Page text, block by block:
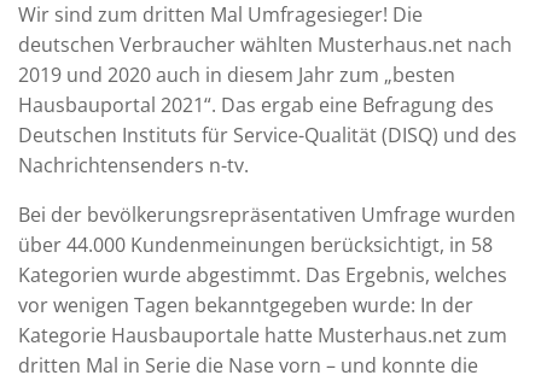
Wir sind zum dritten Mal Umfragesieger! Die
deutschen Verbraucher wählten Musterhaus.net nach
2019 und 2020 auch in diesem Jahr zum „besten
Hausbauportal 2021“. Das ergab eine Befragung des
Deutschen Instituts für Service-Qualität (DISQ) und des
Nachrichtensenders n-tv.
Bei der bevölkerungsrepräsentativen Umfrage wurden
über 44.000 Kundenmeinungen berücksichtigt, in 58
Kategorien wurde abgestimmt. Das Ergebnis, welches
vor wenigen Tagen bekanntgegeben wurde: In der
Kategorie Hausbauportale hatte Musterhaus.net zum
dritten Mal in Serie die Nase vorn – und konnte die